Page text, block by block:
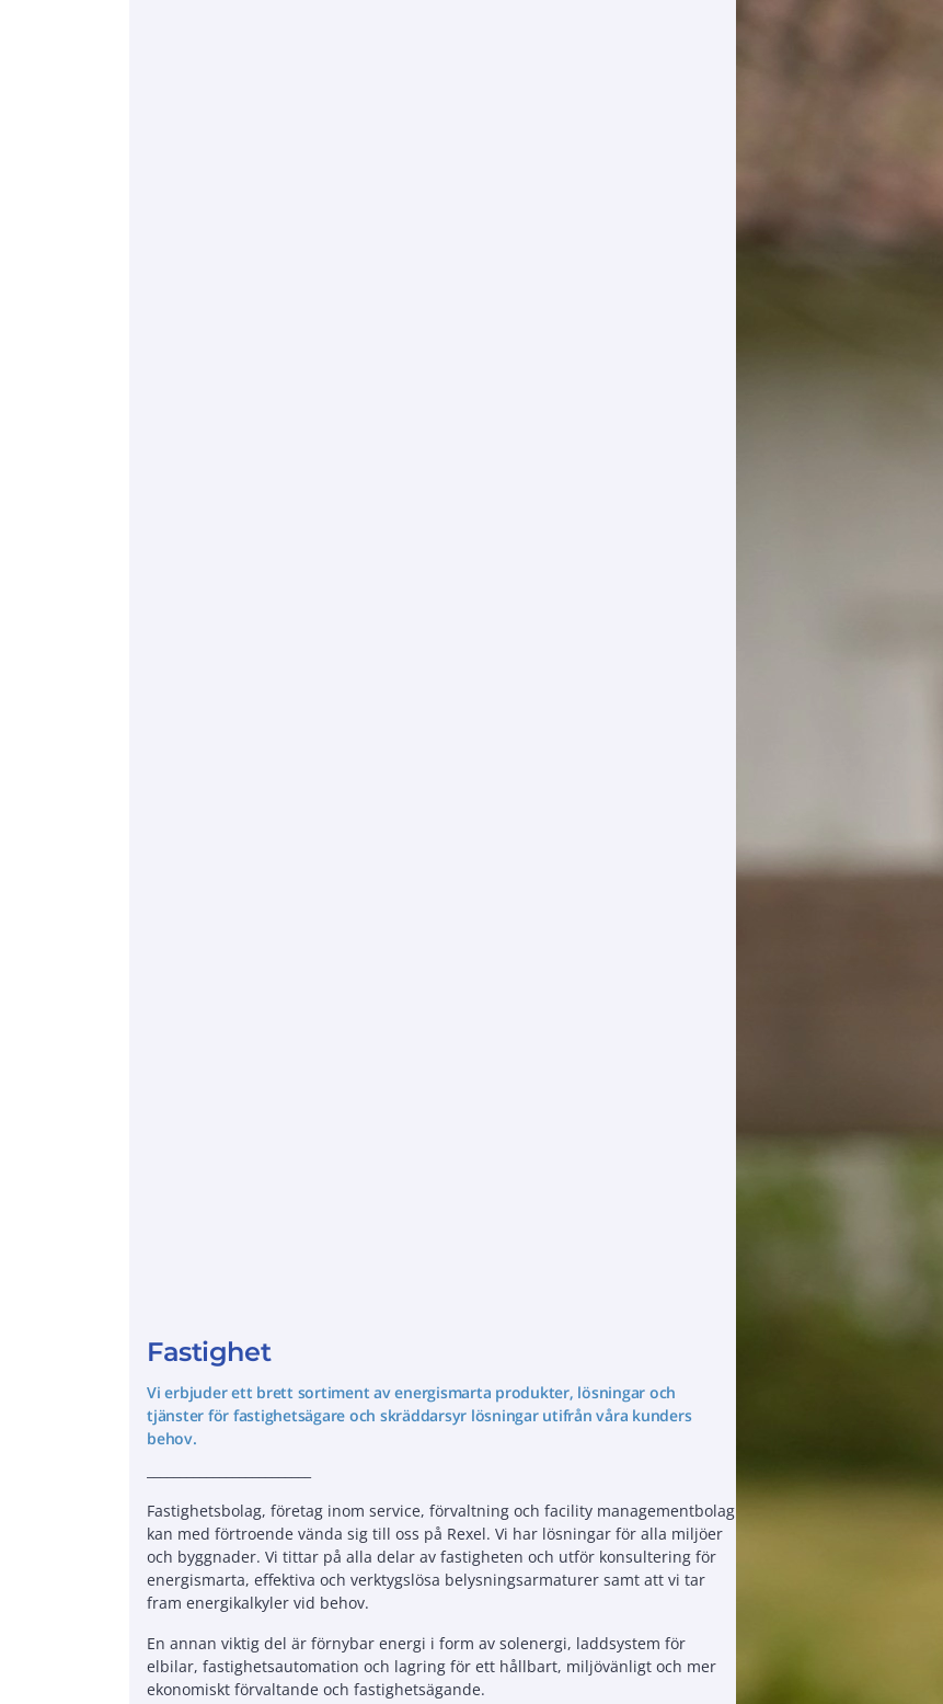
Fastighet
Vi erbjuder ett brett sortiment av energismarta produkter, lösningar och
tjänster för fastighetsägare och skräddarsyr lösningar utifrån våra kunders
behov.
Fastighetsbolag, företag inom service, förvaltning och facility managementbolag
kan med förtroende vända sig till oss på Rexel. Vi har lösningar för alla miljöer
och byggnader. Vi tittar på alla delar av fastigheten och utför konsultering för
energismarta, effektiva och verktygslösa belysningsarmaturer samt att vi tar
fram energikalkyler vid behov.
En annan viktig del är förnybar energi i form av solenergi, laddsystem för
elbilar, fastighetsautomation och lagring för ett hållbart, miljövänligt och mer
ekonomiskt förvaltande och fastighetsägande.